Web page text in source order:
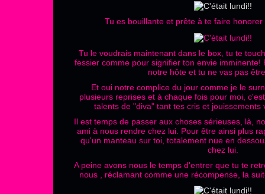
Tu es bouillante et prête à te faire
Tu le voudrais maintenant dans le box, tu te
fessier comme pour signifier ton envie imminente!
notre hôte et tu ne vas pas
Et oui notre complice du jour comme je le
plusieurs reprises et à chaque fois pour moi,
talents de "diva" tant tes cris et jouissements
Il est temps de passer aux choses sérieuses, là,
ami à nous rendre chez lui. Pour être ainsi plus
qu'un manteau sur toi, totalement nue en
chez lui.
A peine avons nous le temps d'entrer que tu te
nous , réclamant comme une récompense, la